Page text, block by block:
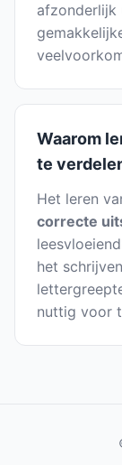
afzonderlijk
Waarom
te
Het leren
correcte
het
nuttig voor